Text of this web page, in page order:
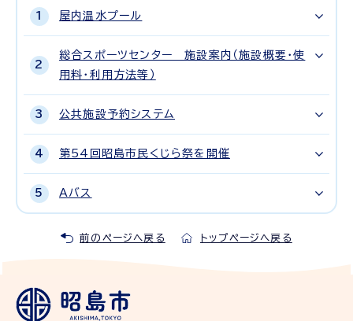
屋内温水プール
総合スポーツセンター 施設案内（施設概要・使
用料・利用方法等）
公共施設予約システム
第54回昭島市民くじら祭を開催
Aバス
前のページへ戻る トップページへ戻る